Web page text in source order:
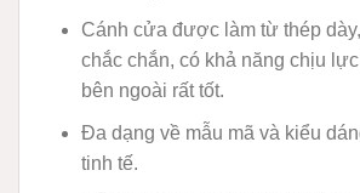
Cánh cửa được làm từ thép
chắc chắn, có khả năng chịu
bên ngoài rất tốt.
Đa dạng về mẫu mã và kiểu
tinh tế.